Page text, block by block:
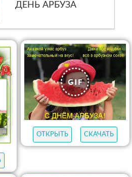
ДЕНЬ АРБУЗА
ОТКРЫТЬ СКАЧАТЬ